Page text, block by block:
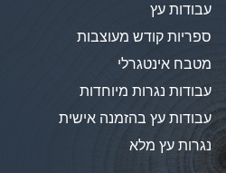
עבודות עץ
ספריות קודש מעוצבות
מטבח אינטגרלי
עבודות נגרות מיוחדות
עבודות עץ בהזמנה אישית
נגרות עץ מלא